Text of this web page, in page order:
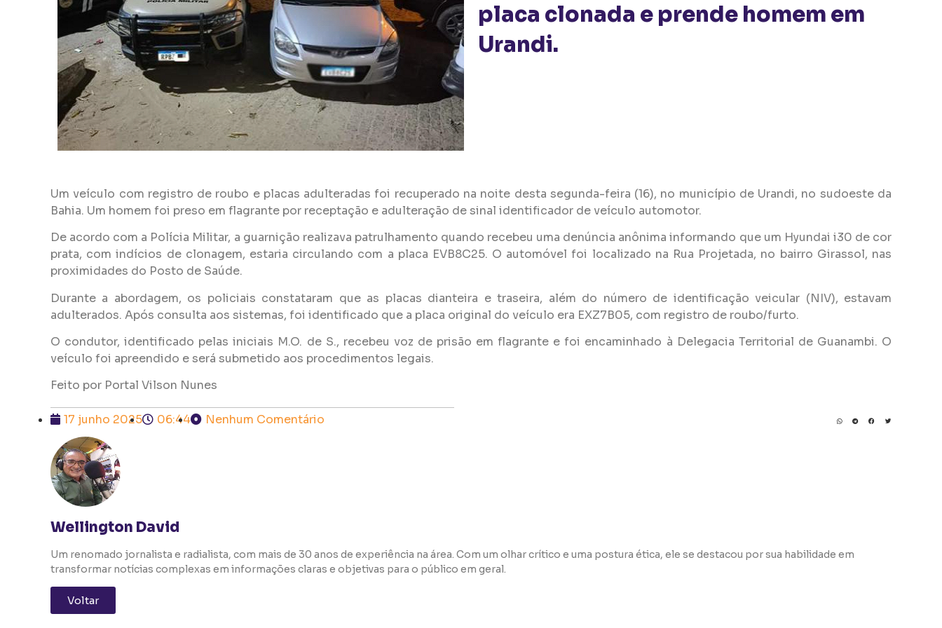
placa clonada e prende homem em
Urandi.
Um veículo com registro de roubo e placas adulteradas foi recuperado na noite desta segunda-feira (16), no município de Urandi, no sudoeste da
Bahia. Um homem foi preso em flagrante por receptação e adulteração de sinal identificador de veículo automotor.
De acordo com a Polícia Militar, a guarnição realizava patrulhamento quando recebeu uma denúncia anônima informando que um Hyundai i30 de cor
prata, com indícios de clonagem, estaria circulando com a placa EVB8C25. O automóvel foi localizado na Rua Projetada, no bairro Girassol, nas
proximidades do Posto de Saúde.
Durante a abordagem, os policiais constataram que as placas dianteira e traseira, além do número de identificação veicular (NIV), estavam
adulterados. Após consulta aos sistemas, foi identificado que a placa original do veículo era EXZ7B05, com registro de roubo/furto.
O condutor, identificado pelas iniciais M.O. de S., recebeu voz de prisão em flagrante e foi encaminhado à Delegacia Territorial de Guanambi. O
veículo foi apreendido e será submetido aos procedimentos legais.
Feito por Portal Vilson Nunes
17 junho 2025 06:44 Nenhum Comentário
Wellington David
Um renomado jornalista e radialista, com mais de 30 anos de experiência na área. Com um olhar crítico e uma postura ética, ele se destacou por sua habilidade em
transformar notícias complexas em informações claras e objetivas para o público em geral.
Voltar